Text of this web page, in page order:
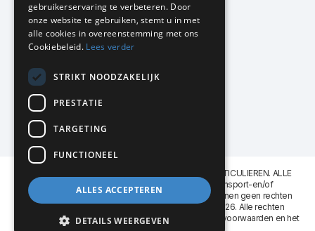
KMP Kantoormeubilair
Airport Business Park
Frankfurtstraat 29-31
1175 RH Lijnden
020-617 01 26
info@kmpkantoormeubilair.nl
Facebook
Instagram
KMP Kantoormeubilair levert aan BEDRIJVEN en PARTICULIEREN. ALLE
GENOEMDE PRIJZEN ZIJN EXCL. 21% B.T.W. Transport-en/of
Montagekosten op aanvraag. Aan deze website kunnen geen rechten
worden ontleend. KMP Kantoormeubilair VOF © 2026. Alle rechten
voorbehouden. Lees voor gebruik graag de
leveringsvoorwaarden en het
gebruikerservaring te verbeteren. Door
onze website te gebruiken, stemt u in met
alle cookies in overeenstemming met ons
Cookiebeleid. Lees verder
STRIKT NOODZAKELIJK
PRESTATIE
TARGETING
FUNCTIONEEL
ALLES ACCEPTEREN
DETAILS WEERGEVEN